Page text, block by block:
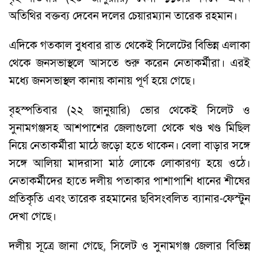
অতিথির বক্তব্য দেবেন দলের চেয়ারম্যান তারেক রহমান।
এদিকে গতকাল বুধবার রাত থেকেই সিলেটের বিভিন্ন এলাকা
থেকে জনসভাস্থলে আসতে শুরু করেন নেতাকর্মীরা। এরই
মধ্যে জনসভাস্থল কানায় কানায় পূর্ণ হয়ে গেছে।
বৃহস্পতিবার (২২ জানুয়ারি) ভোর থেকেই সিলেট ও
সুনামগঞ্জসহ আশপাশের জেলাগুলো থেকে খণ্ড খণ্ড মিছিল
নিয়ে নেতাকর্মীরা মাঠে জড়ো হতে থাকেন। বেলা বাড়ার সঙ্গে
সঙ্গে আলিয়া মাদরাসা মাঠ লোকে লোকারণ্য হয়ে ওঠে।
নেতাকর্মীদের হাতে দলীয় পতাকার পাশাপাশি ধানের শীষের
প্রতিকৃতি এবং তারেক রহমানের ছবিসংবলিত ব্যানার-ফেস্টুন
দেখা গেছে।
দলীয় সূত্রে জানা গেছে, সিলেট ও সুনামগঞ্জ জেলার বিভিন্ন